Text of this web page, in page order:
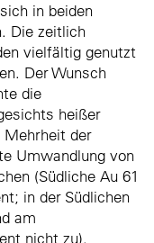
in beiden
Die zeitlich
vielfältig genutzt
Der Wunsch
die
heißer
Mehrheit der
Umwandlung von
(Südliche Au 61
in der Südlichen
am
nicht zu).